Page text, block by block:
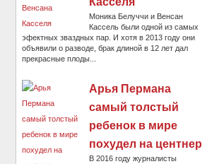
Моника Белуччи и Венсан
Кассель были одной из самых
эфектных зваздных пар. И хотя в 2013 году они
объявили о разводе, брак длиной в 12 лет дал
прекрасные плоды...
Арья Пермана
самый толстый
ребенок в мире
похудел на центнер
В 2016 году журналисты